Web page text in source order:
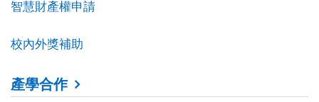
智慧財產權申請
校內外獎補助
產學合作